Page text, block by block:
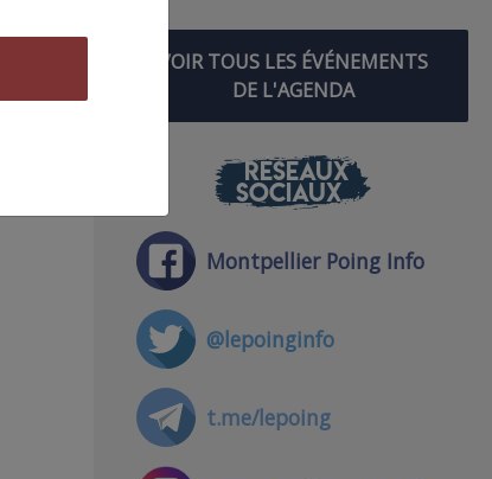
VOIR TOUS LES ÉVÉNEMENTS
DE L'AGENDA
RÉSEAUX
SOCIAUX
Montpellier Poing Info
@lepoinginfo
t.me/lepoing